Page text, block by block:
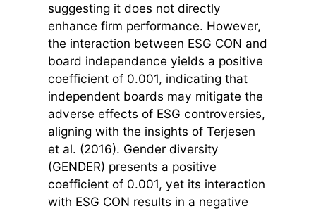
suggesting it does not directly
enhance firm performance. However,
the interaction between ESG CON and
board independence yields a positive
coefficient of 0.001, indicating that
independent boards may mitigate the
adverse effects of ESG controversies,
aligning with the insights of Terjesen
et al. (2016). Gender diversity
(GENDER) presents a positive
coefficient of 0.001, yet its interaction
with ESG CON results in a negative